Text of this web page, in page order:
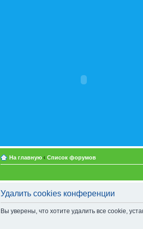
На главную ‹ Список форумов
Удалить cookies конференции
Вы уверены, что хотите удалить все cookie,